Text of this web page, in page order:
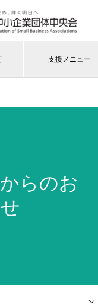
支援メニュー
らのお